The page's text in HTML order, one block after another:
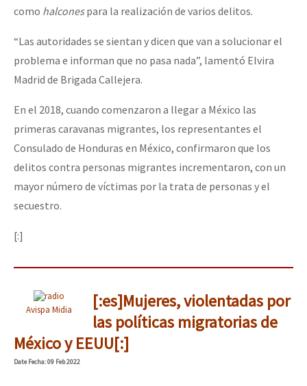
como halconespara la realización de varios delitos.
“Las autoridades se sientan y dicen que van a solucionar el
problema e informan que no pasa nada”, lamentó Elvira
Madrid de Brigada Callejera.
En el 2018, cuando comenzaron a llegar a México las
primeras caravanas migrantes, los representantes el
Consulado de Honduras en México, confirmaron que los
delitos contra personas migrantes incrementaron, con un
mayor número de víctimas por la trata de personas y el
secuestro.
[:]
Avispa Midia
[:es]Mujeres, violentadas por
las políticas migratorias de
México y EEUU[:]
DateFecha: 09 Feb 2022